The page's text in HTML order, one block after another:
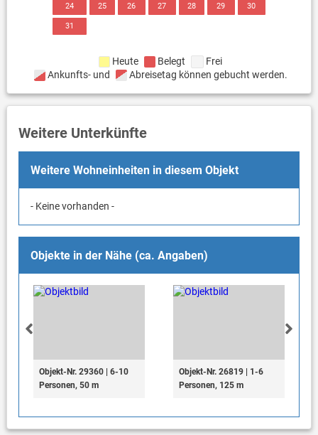
24 25 26 27 28 29 30
31
Heute Belegt
Frei
Ankunfts- und
Abreisetag können gebucht werden.
Weitere Unterkünfte
Weitere Wohneinheiten in diesem Objekt
- Keine vorhanden -
Objekte in der Nähe (ca. Angaben)
Objekt-Nr. 29360 | 6-10
Personen, 50 m
Objekt-Nr. 26819 | 1-6
Personen, 125 m